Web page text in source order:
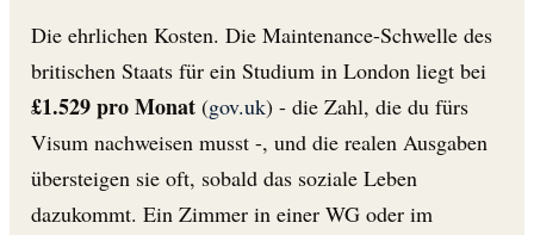
Die ehrlichen Kosten. Die Maintenance-Schwelle des
britischen Staats für ein Studium in London liegt bei
£1.529 pro Monat (gov.uk) - die Zahl, die du fürs
Visum nachweisen musst -, und die realen Ausgaben
übersteigen sie oft, sobald das soziale Leben
dazukommt. Ein Zimmer in einer WG oder im